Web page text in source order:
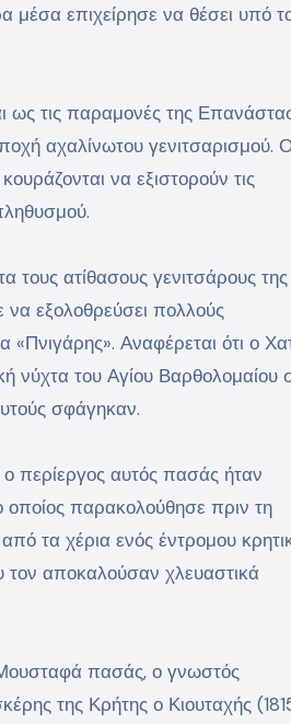
επιχείρησε να θέσει υπό
ως τις παραμονές της
αχαλίνωτου γενιτσαρισμού.
να εξιστορούν τις
τους ατίθασους γενιτσάρους της
εξολοθρεύσει πολλούς
Αναφέρεται ότι ο
νύχτα του Αγίου Βαρθολομαίου
σφάγηκαν.
ο περίεργος αυτός πασάς ήταν
οποίος παρακολούθησε πριν τη
τα χέρια ενός έντρομου
τον αποκαλούσαν χλευαστικά
πασάς, ο γνωστός
της Κρήτης ο Κιουταχής